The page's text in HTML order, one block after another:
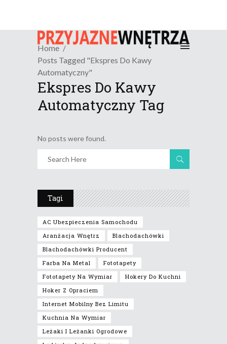
Home
Posts Tagged "ekspres Do Kawy
Automatyczny"
Ekspres Do Kawy
Automatyczny Tag
No posts were found.
Tagi
AC Ubezpieczenia Samochodu
Aranżacja Wnętrz
Blachodachówki
Blachodachówki Producent
Farba Na Metal
Fototapety
Fototapety Na Wymiar
Hokery Do Kuchni
Hoker Z Opraciem
Internet Mobilny Bez Limitu
Kuchnia Na Wymiar
Leżaki I Leżanki Ogrodowe